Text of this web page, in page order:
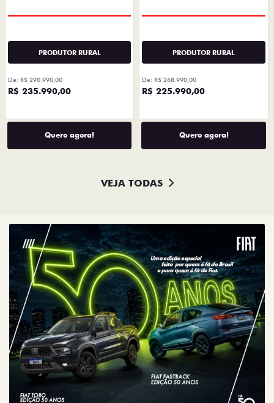
PRODUTOR RURAL
De: R$ 290.990,00
R$ 235.990,00
Quero agora!
PRODUTOR RURAL
De: R$ 268.990,00
R$ 225.990,00
Quero agora!
VEJA TODAS